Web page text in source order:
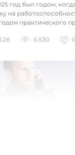
год был годом,
на
практического
6 530